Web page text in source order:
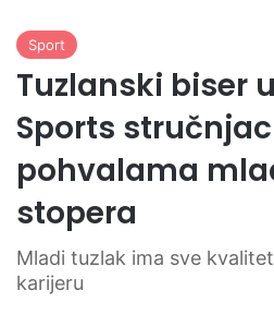
Sport
Tuzlanski biser
Sports
pohvalama
stopera
Mladi tuzlak ima sve
karijeru